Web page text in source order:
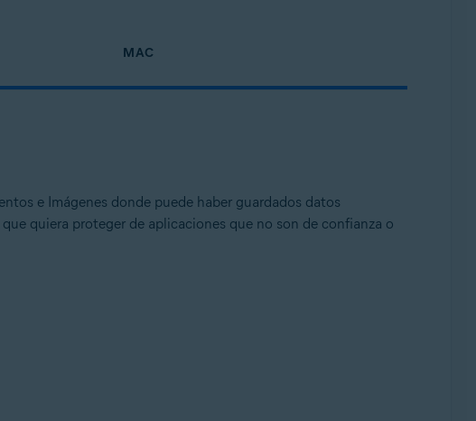
Update, 32 o 64 bits
MAC
e Imágenes donde puede haber guardados datos
quiera proteger de aplicaciones que no son de confianza o